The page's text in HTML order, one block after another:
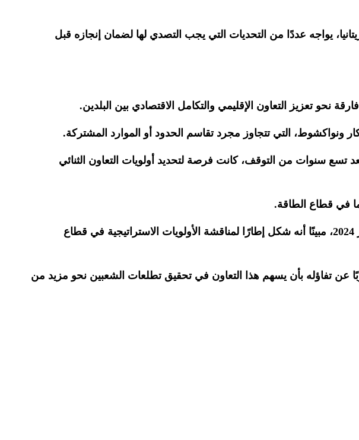
يواجه عددًا من التحديات التي يجب التصدي لها لضمان إنجازه قبل
ونواكشوط، التي تتجاوز مجرد تقاسم الحدود أو الموارد المشتركة.
سونكو أن الدورة الثالثة عشرة للجنة المشتركة الكبرى للتعاون، التي انعقدت في نوفمبر 2024 بعد تسع سنوات من التوقف، كانت فرصة لتحديد أولويات التعاون الثنائي
في قطاع الطاقة.
وفي نفس السياق، نوه سونكو بالاجتماع الوزاري التنسيقي للهيئة العامة للبترول الذي انعقد في ديسمبر 2024، مبينًا أنه شكل إطارًا لمناقشة الأولويات الاستراتيجية في قطاع
عن تفاؤله بأن يسهم هذا التعاون في تحقيق تطلعات الشعبين نحو مزيد من